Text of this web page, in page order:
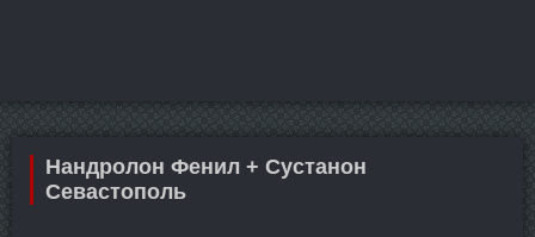
Нандролон Фенил + Сустанон
Севастополь